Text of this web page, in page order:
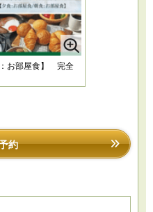
：お部屋食】 完全
約